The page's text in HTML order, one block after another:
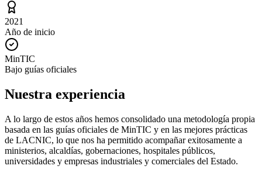
2021
Año de inicio
MinTIC
Bajo guías oficiales
Nuestra experiencia
A lo largo de estos años hemos consolidado una metodología propia
basada en las guías oficiales de MinTIC y en las mejores prácticas
de LACNIC, lo que nos ha permitido acompañar exitosamente a
ministerios, alcaldías, gobernaciones, hospitales públicos,
universidades y empresas industriales y comerciales del Estado.